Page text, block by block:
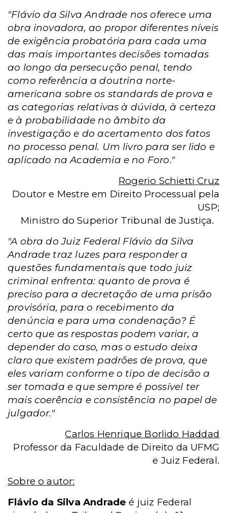
"Flávio da Silva Andrade nos oferece uma
obra inovadora, ao propor diferentes níveis
de exigência probatória para cada uma
das mais importantes decisões tomadas
ao longo da persecução penal, tendo
como referência a doutrina norte-
americana sobre os standards de prova e
as categorias relativas à dúvida, à certeza
e à probabilidade no âmbito da
investigação e do acertamento dos fatos
no processo penal. Um livro para ser lido e
aplicado na Academia e no Foro."
Rogerio Schietti Cruz
Doutor e Mestre em Direito Processual pela
USP;
Ministro do Superior Tribunal de Justiça.
"A obra do Juiz Federal Flávio da Silva
Andrade traz luzes para responder a
questões fundamentais que todo juiz
criminal enfrenta: quanto de prova é
preciso para a decretação de uma prisão
provisória, para o recebimento da
denúncia e para uma condenação? É
certo que as respostas podem variar, a
depender do caso, mas o estudo deixa
claro que existem padrões de prova, que
eles variam conforme o tipo de decisão a
ser tomada e que sempre é possível ter
mais coerência e consistência no papel de
julgador."
Carlos Henrique Borlido Haddad
Professor da Faculdade de Direito da UFMG
e Juiz Federal.
Sobre o autor:
Flávio da Silva Andrade é juiz Federal